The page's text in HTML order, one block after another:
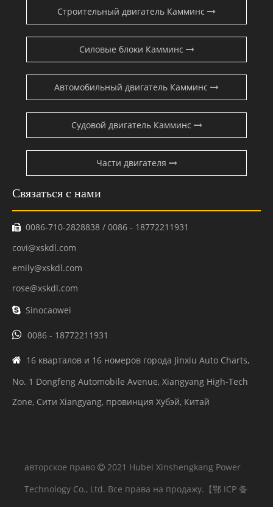
Строительный двигатель Камминс
Силовые блоки Камминс
Автомобильный двигатель Камминс
Судовой двигатель Камминс
Части двигателя
Связаться с нами
 0086-710-2828838 / 0086 - 18772211931
covi@xskdl.com
emily@xskdl.com
rose@xskdl.com
 Sinocaowei
 0086 - 18772211931
 16 кварталов и 16 номеров города Jinxiu Auto Charts,
No. 1 Dongfeng Automobile Avenue, Xiangyang High-Tech
Zone, Сити Xiangyang, провинция Хубэй, Китай
авторское право  2021 Hubei Xinshengkang Power
Technology Co., Ltd. Все права на продажу. 【鄂 ICP 备